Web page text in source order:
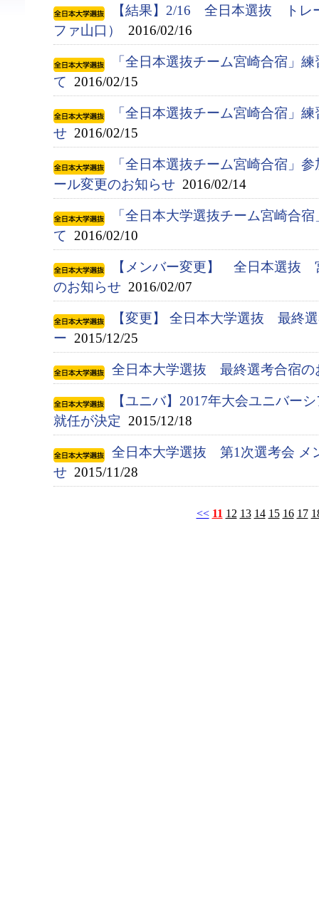
【結果】2/16 全日本選抜 ト
ファ山口）
2016/02/16
「全日本選抜チーム宮崎合宿」
て 2016/02/15
「全日本選抜チーム宮崎合宿」
せ 2016/02/15
「全日本選抜チーム宮崎合宿」
ール変更のお知らせ 2016/02/14
「全日本大学選抜チーム宮崎合
て 2016/02/10
【メンバー変更】 全日本選抜
のお知らせ 2016/02/07
【変更】 全日本大学選抜 最終
ー 2015/12/25
全日本大学選抜 最終選考合宿の
【ユニバ】2017年大会ユニバー
就任が決定 2015/12/18
全日本大学選抜 第1次選考会 メ
せ 2015/11/28
<< 11 12 13 14 15 16 17